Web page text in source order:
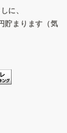
に、
貯まります（気